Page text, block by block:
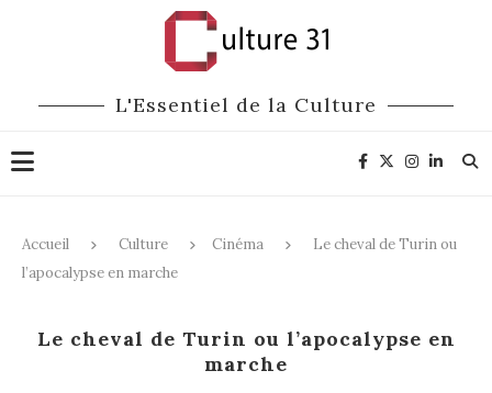
L'Essentiel de la Culture
Accueil Culture Cinéma
Le cheval de Turin ou
l’apocalypse en marche
Le cheval de Turin ou l’apocalypse en
marche